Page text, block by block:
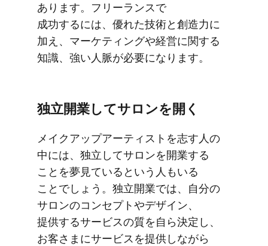
あります。​フリーランスで​
成功するには、​優れた​技術と​創造力に​
加え、​マーケティングや​経営に​関する​
知識、​強い​人脈が​必要に​なります。
独立開業して​サロンを​開く
メイクアップアーティストを​志す人の​
中には、​独立して​サロンを​開業する​
ことを​夢見ていると​いう​人も​いる​
ことでしょう。​独立開業では、​自分の​
サロンの​コンセプトや​デザイン、​
提供する​サービスの​質を​自ら​決定し、​
お客さまに​サービスを​提供しながら​